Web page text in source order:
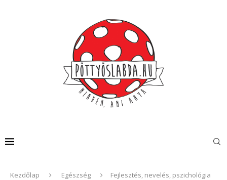
Kezdőlap Egészség
Fejlesztés, nevelés, pszichológia